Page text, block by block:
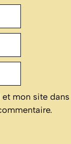
mon site dans